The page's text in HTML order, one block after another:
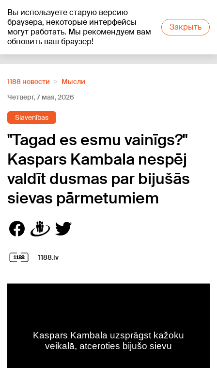
Вы используете старую версию
браузера, некоторые интерфейсы
могут работать. Мы рекомендуем вам
обновить ваш браузер!
Закрыть
+19°C
1188 новости
Мысли
Четверг, 7 мая, 2026
Slavenības
"Tagad es esmu vainīgs?"
Kaspars Kambala nespēj
valdīt dusmas par bijušās
sievas pārmetumiem
1188.lv